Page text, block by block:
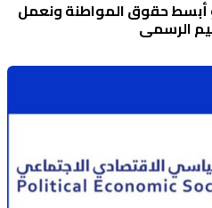
أبسط حقوق المواطنة ونعمل
الرسمي